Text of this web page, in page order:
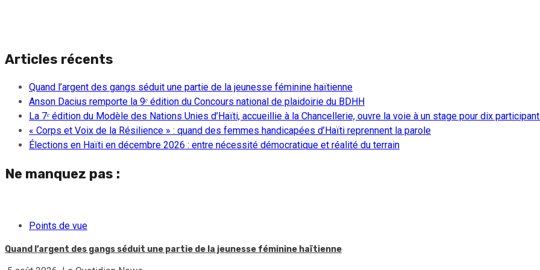
Articles récents
Quand l’argent des gangs séduit une partie de la jeunesse féminine haïtienne
Anson Dacius remporte la 9ᵉ édition du Concours national de plaidoirie du BDHH
La 7ᵉ édition du Modèle des Nations Unies d’Haïti, accueillie à la Chancellerie, ouvre la voie à un stage pour dix
« Corps et Voix de la Résilience » : quand des femmes handicapées d’Haïti reprennent la parole
Élections en Haïti en décembre 2026 : entre nécessité démocratique et réalité du terrain
Ne manquez pas :
Points de vue
Quand l’argent des gangs séduit une partie de la jeunesse féminine haïtienne